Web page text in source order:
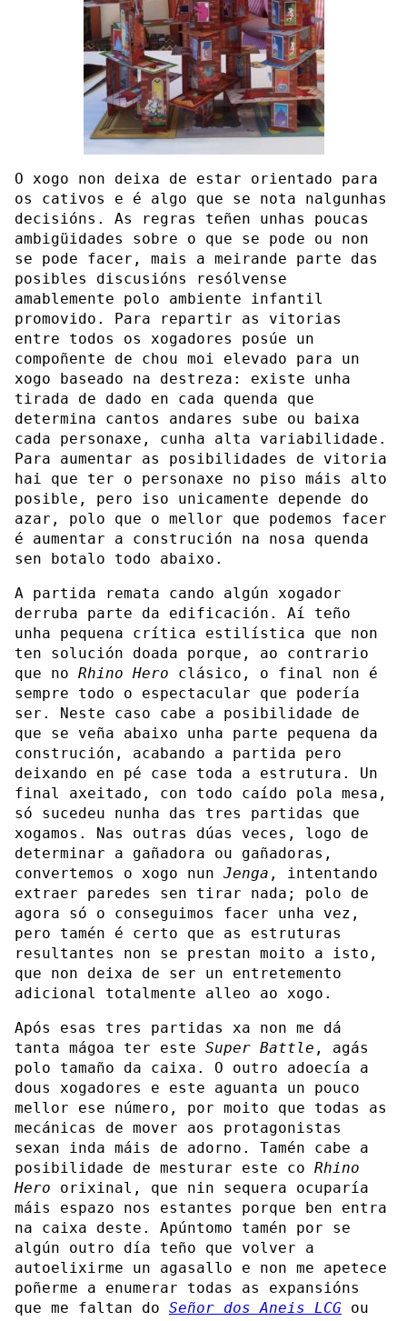
O xogo non deixa de estar orientado para
os cativos e é algo que se nota nalgunhas
decisións. As regras teñen unhas poucas
ambigüidades sobre o que se pode ou non
se pode facer, mais a meirande parte das
posibles discusións resólvense
amablemente polo ambiente infantil
promovido. Para repartir as vitorias
entre todos os xogadores posúe un
compoñente de chou moi elevado para un
xogo baseado na destreza: existe unha
tirada de dado en cada quenda que
determina cantos andares sube ou baixa
cada personaxe, cunha alta variabilidade.
Para aumentar as posibilidades de vitoria
hai que ter o personaxe no piso máis alto
posible, pero iso unicamente depende do
azar, polo que o mellor que podemos facer
é aumentar a construción na nosa quenda
sen botalo todo abaixo.
A partida remata cando algún xogador
derruba parte da edificación. Aí teño
unha pequena crítica estilística que non
ten solución doada porque, ao contrario
que no Rhino Hero clásico, o final non é
sempre todo o espectacular que podería
ser. Neste caso cabe a posibilidade de
que se veña abaixo unha parte pequena da
construción, acabando a partida pero
deixando en pé case toda a estrutura. Un
final axeitado, con todo caído pola mesa,
só sucedeu nunha das tres partidas que
xogamos. Nas outras dúas veces, logo de
determinar a gañadora ou gañadoras,
convertemos o xogo nunJenga , intentando
extraer paredes sen tirar nada; polo de
agora só o conseguimos facer unha vez,
pero tamén é certo que as estruturas
resultantes non se prestan moito a isto,
que non deixa de ser un entretemento
adicional totalmente alleo ao xogo.
Após esas tres partidas xa non me dá
tanta mágoa ter este Super Battle , agás
polo tamaño da caixa. O outro adoecía a
dous xogadores e este aguanta un pouco
mellor ese número, por moito que todas as
mecánicas de mover aos protagonistas
sexan inda máis de adorno. Tamén cabe a
posibilidade de mesturar este co Rhino
Hero orixinal, que nin sequera ocuparía
máis espazo nos estantes porque ben entra
na caixa deste. Apúntomo tamén por se
algún outro día teño que volver a
autoelixirme un agasallo e non me apetece
poñerme a enumerar todas as expansións
que me faltan do Señor dos Aneis LCG ou